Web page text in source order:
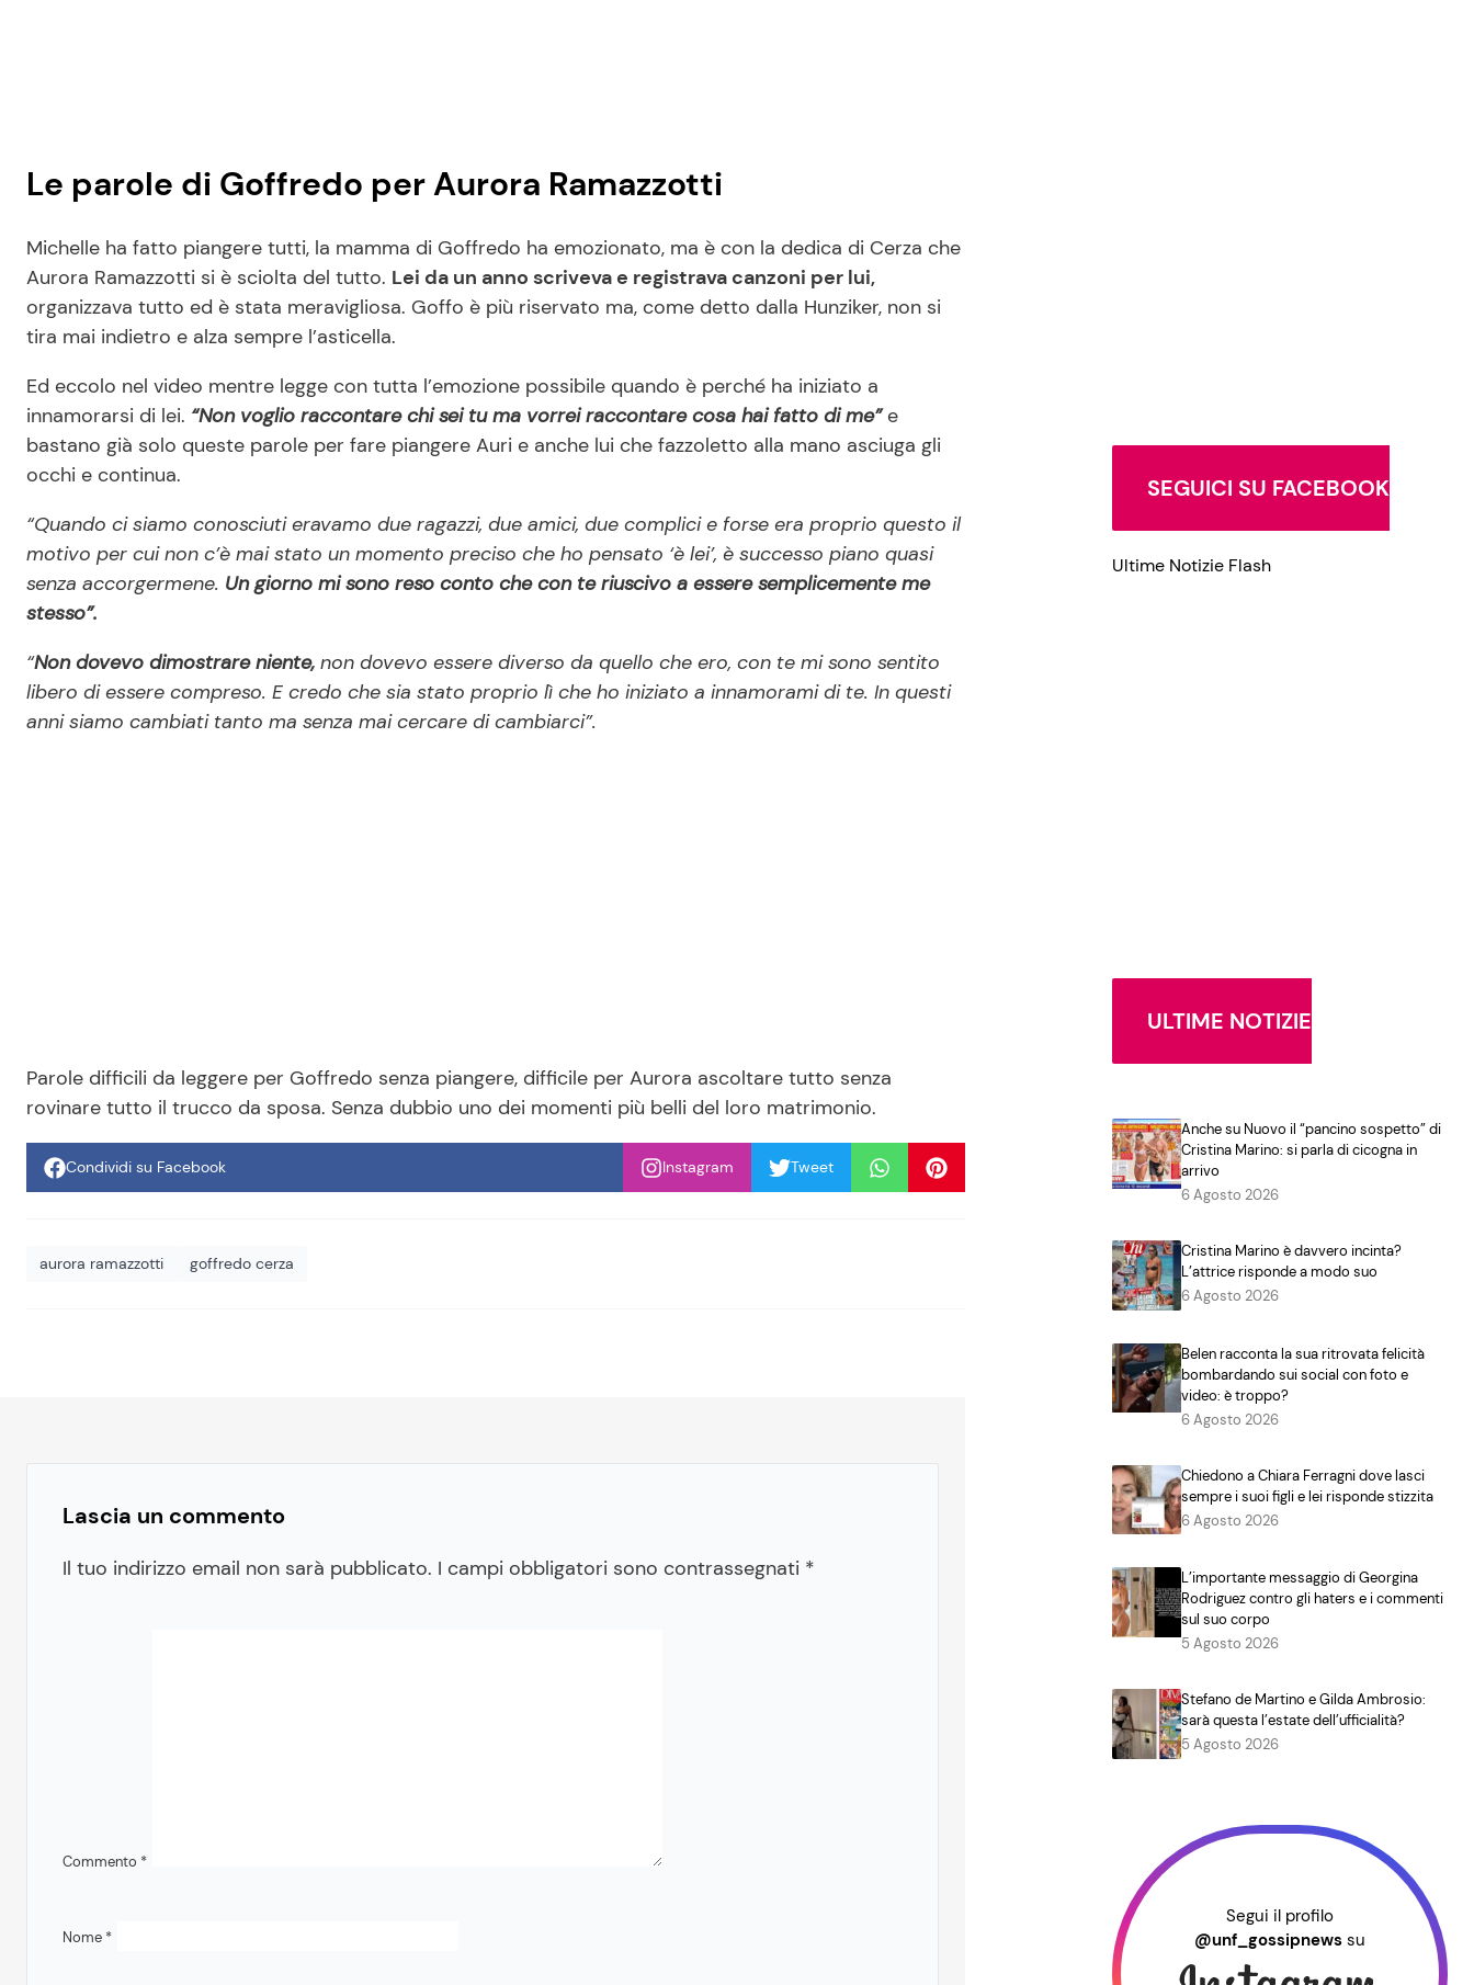
Le parole di Goffredo per Aurora Ramazzotti
Michelle ha fatto piangere tutti, la mamma di Goffredo ha emozionato, ma è con la dedica di Cerza che
Aurora Ramazzotti si è sciolta del tutto. Lei da un anno scriveva e registrava canzoni per lui,
organizzava tutto ed è stata meravigliosa. Goffo è più riservato ma, come detto dalla Hunziker, non si
tira mai indietro e alza sempre l’asticella.
Ed eccolo nel video mentre legge con tutta l’emozione possibile quando è perché ha iniziato a
innamorarsi di lei. “Non voglio raccontare chi sei tu ma vorrei raccontare cosa hai fatto di me”e
bastano già solo queste parole per fare piangere Auri e anche lui che fazzoletto alla mano asciuga gli
occhi e continua.
“Quando ci siamo conosciuti eravamo due ragazzi, due amici, due complici e forse era proprio questo il
motivo per cui non c’è mai stato un momento preciso che ho pensato ‘è lei’, è successo piano quasi
senza accorgermene. Un giorno mi sono reso conto che con te riuscivo a essere semplicemente me
stesso”.
“Non dovevo dimostrare niente, non dovevo essere diverso da quello che ero, con te mi sono sentito
libero di essere compreso. E credo che sia stato proprio lì che ho iniziato a innamorami di te. In questi
anni siamo cambiati tanto ma senza mai cercare di cambiarci”.
Parole difficili da leggere per Goffredo senza piangere, difficile per Aurora ascoltare tutto senza
rovinare tutto il trucco da sposa. Senza dubbio uno dei momenti più belli del loro matrimonio.
Condividi su Facebook Instagram Tweet
aurora ramazzotti goffredo cerza
Lascia un commento
Il tuo indirizzo email non sarà pubblicato. I campi obbligatori sono contrassegnati *
Commento *
Nome *
SEGUICI SU FACEBOOK
Ultime Notizie Flash
ULTIME NOTIZIE
Anche su Nuovo il “pancino sospetto” di
Cristina Marino: si parla di cicogna in
arrivo
6 Agosto 2026
Cristina Marino è davvero incinta?
L’attrice risponde a modo suo
6 Agosto 2026
Belen racconta la sua ritrovata felicità
bombardando sui social con foto e
video: è troppo?
6 Agosto 2026
Chiedono a Chiara Ferragni dove lasci
sempre i suoi figli e lei risponde stizzita
6 Agosto 2026
L’importante messaggio di Georgina
Rodriguez contro gli haters e i commenti
sul suo corpo
5 Agosto 2026
Stefano de Martino e Gilda Ambrosio:
sarà questa l’estate dell’ufficialità?
5 Agosto 2026
Segui il profilo
@unf_gossipnews su